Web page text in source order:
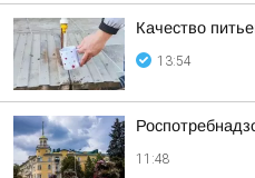
Качество
13:54
11:48